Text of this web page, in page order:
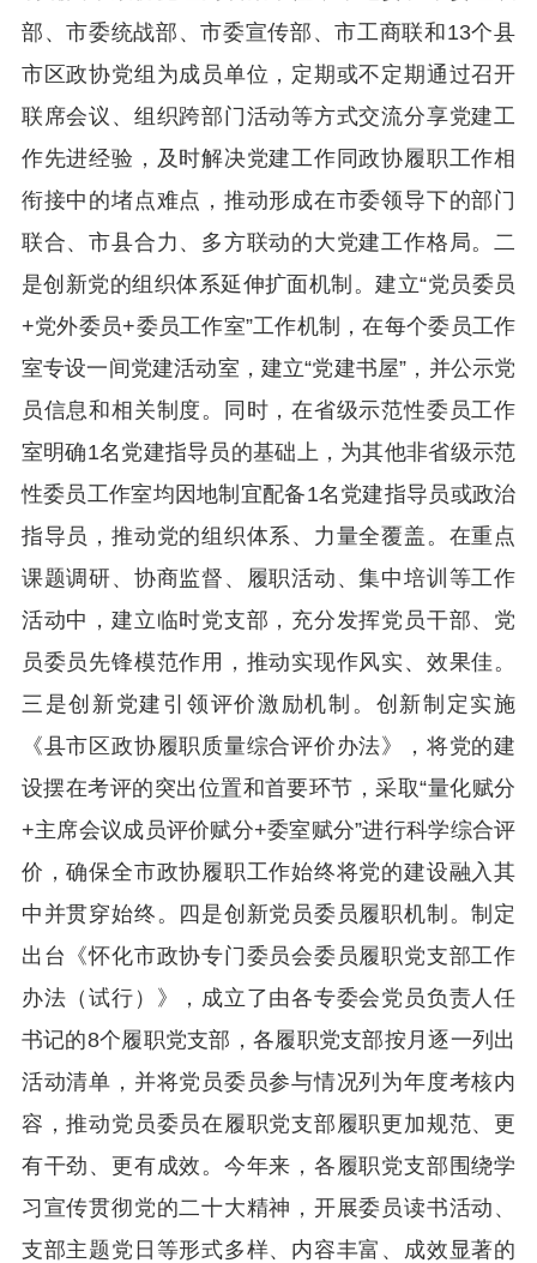
部、市委统战部、市委宣传部、市工商联和13个县
市区政协党组为成员单位，定期或不定期通过召开
联席会议、组织跨部门活动等方式交流分享党建工
作先进经验，及时解决党建工作同政协履职工作相
衔接中的堵点难点，推动形成在市委领导下的部门
联合、市县合力、多方联动的大党建工作格局。二
是创新党的组织体系延伸扩面机制。建立“党员委员
+党外委员+委员工作室”工作机制，在每个委员工作
室专设一间党建活动室，建立“党建书屋”，并公示党
员信息和相关制度。同时，在省级示范性委员工作
室明确1名党建指导员的基础上，为其他非省级示范
性委员工作室均因地制宜配备1名党建指导员或政治
指导员，推动党的组织体系、力量全覆盖。在重点
课题调研、协商监督、履职活动、集中培训等工作
活动中，建立临时党支部，充分发挥党员干部、党
员委员先锋模范作用，推动实现作风实、效果佳。
三是创新党建引领评价激励机制。创新制定实施
《县市区政协履职质量综合评价办法》，将党的建
设摆在考评的突出位置和首要环节，采取“量化赋分
+主席会议成员评价赋分+委室赋分”进行科学综合评
价，确保全市政协履职工作始终将党的建设融入其
中并贯穿始终。四是创新党员委员履职机制。制定
出台《怀化市政协专门委员会委员履职党支部工作
办法（试行）》，成立了由各专委会党员负责人任
书记的8个履职党支部，各履职党支部按月逐一列出
活动清单，并将党员委员参与情况列为年度考核内
容，推动党员委员在履职党支部履职更加规范、更
有干劲、更有成效。今年来，各履职党支部围绕学
习宣传贯彻党的二十大精神，开展委员读书活动、
支部主题党日等形式多样、内容丰富、成效显著的